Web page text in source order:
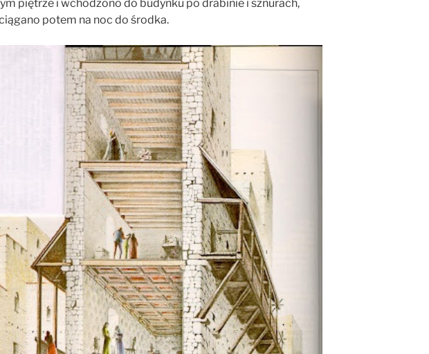
piętrze i wchodzono do budynku po drabinie i sznurach,
potem na noc do środka.